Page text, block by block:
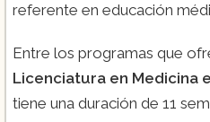
referente en educación
Entre los programas que
Licenciatura en Medicina
tiene una duración de 11